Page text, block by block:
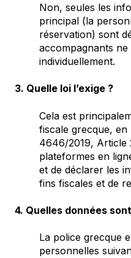
Non, seules les
principal (la
réservation) sont
accompagnants ne
individuellement.
3. Quelle loi l’exige ?
Cela est
fiscale grecque,
4646/2019, Article
plateformes en
et de déclarer les
fins fiscales et de
4. Quelles données
La police grecque
personnelles